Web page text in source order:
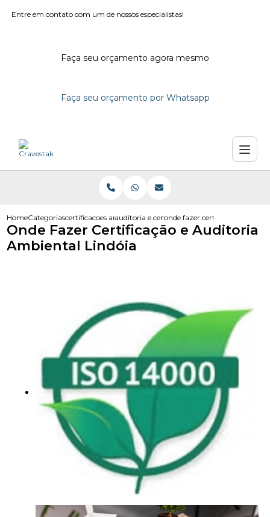
Entre em contato com um de nossos especialistas!
Faça seu orçamento agora mesmo
Faça seu orçamento por Whatsapp
HomeCategoriascertificacoes ambientaisauditoria e certificacao ambiental
onde fazer certificacao e
Onde Fazer Certificação e Auditoria
Ambiental Lindóia